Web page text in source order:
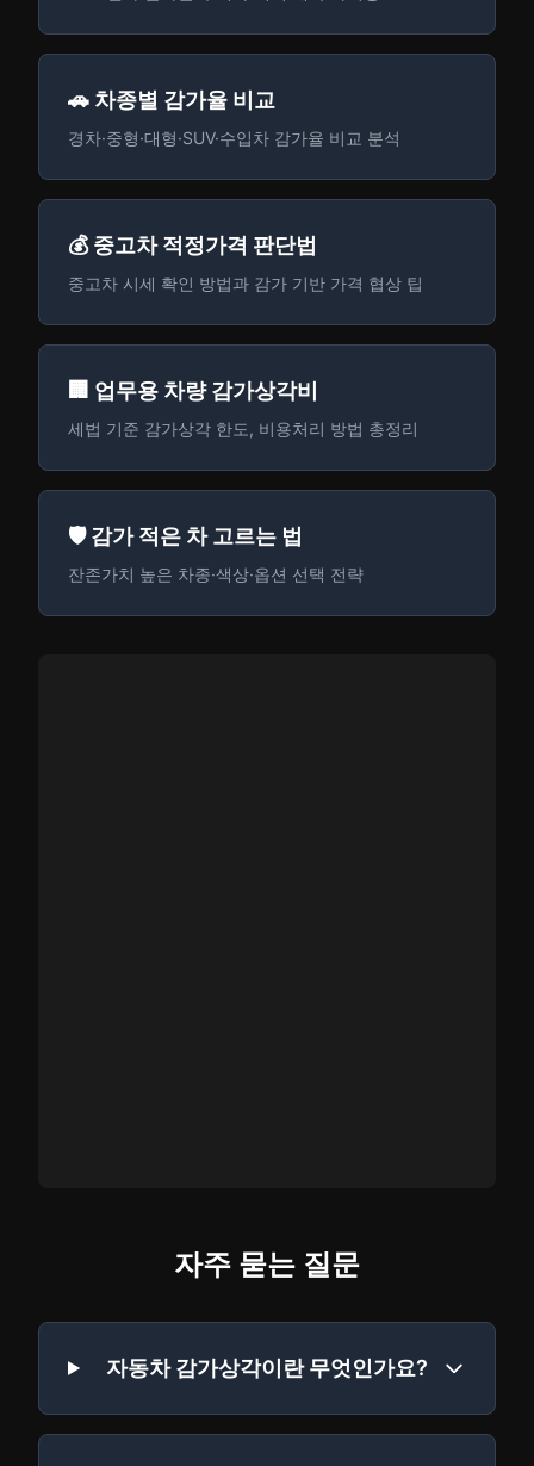
🚗 차종별 감가율 비교
경차·중형·대형·SUV·수입차 감가율 비교 분석
💰 중고차 적정가격 판단법
중고차 시세 확인 방법과 감가 기반 가격 협상 팁
🏢 업무용 차량 감가상각비
세법 기준 감가상각 한도, 비용처리 방법 총정리
🛡️ 감가 적은 차 고르는 법
잔존가치 높은 차종·색상·옵션 선택 전략
자주 묻는 질문
자동차 감가상각이란 무엇인가요?